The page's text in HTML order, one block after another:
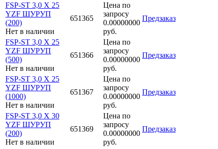
FSP-ST 3,0 X 25
YZF ШУРУП
(200)
Нет в наличии
651365
Цена по
запросу
0.00000000
руб.
Предзаказ
FSP-ST 3,0 X 25
YZF ШУРУП
(500)
Нет в наличии
651366
Цена по
запросу
0.00000000
руб.
Предзаказ
FSP-ST 3,0 X 25
YZF ШУРУП
(1000)
Нет в наличии
651367
Цена по
запросу
0.00000000
руб.
Предзаказ
FSP-ST 3,0 X 30
YZF ШУРУП
(200)
Нет в наличии
651369
Цена по
запросу
0.00000000
руб.
Предзаказ